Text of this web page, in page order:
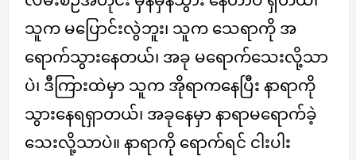
သူက မပြောင်းလွဲဘူး၊ သူက သေရာကို အ
ရောက်သွားနေတယ်၊ အခု မရောက်သေးလို့သာ
ပဲ၊ ဒီကြားထဲမှာ သူက အိုရာကနေပြီး နာရာကို
သွားနေရရှာတယ်၊ အခုနေမှာ နာရာမရောက်ခဲ့
သေးလို့သာပဲ။ နာရာကို ရောက်ရင် ငါးပါး